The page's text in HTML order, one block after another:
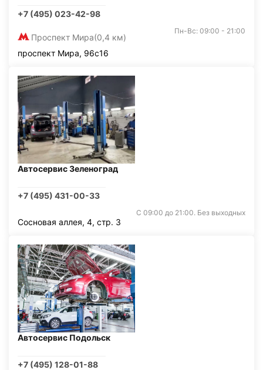
+7 (495) 023-42-98
Проспект Мира(0,4 км)
Пн-Вс: 09:00 - 21:00
проспект Мира, 96с16
Автосервис Зеленоград
+7 (495) 431-00-33
С 09:00 до 21:00. Без выходных
Сосновая аллея, 4, стр. 3
Автосервис Подольск
+7 (495) 128-01-88